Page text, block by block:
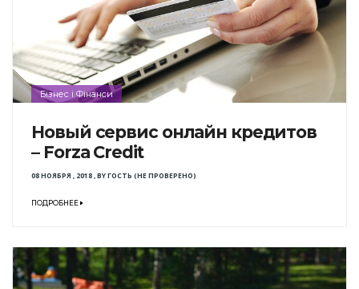
Бізнес і Фінанси
Новый сервис онлайн кредитов
– Forza Credit
08 НОЯБРЯ , 2018,BYГОСТЬ (НЕ ПРОВЕРЕНО)
ПОДРОБНЕЕ